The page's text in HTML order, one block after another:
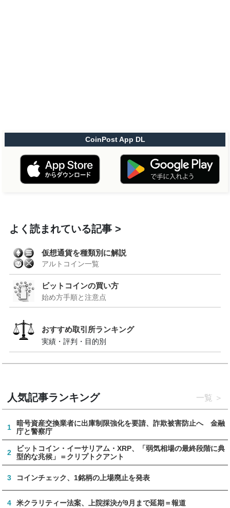
CoinPost App DL
よく読まれている記事
仮想通貨を種類別に解説
アルトコイン一覧
ビットコインの買い方
始め方手順と注意点
おすすめ取引所ランキング
実績・評判・目的別
人気記事ランキング 一覧
1
暗号資産交換業者に出庫制限強化を要請、詐欺被害防止へ 金融
庁と警察庁
2
ビットコイン・イーサリアム・XRP、「弱気相場の最終段階に典
型的な兆候」＝クリプトクアント
3 コインチェック、1銘柄の上場廃止を発表
4 米クラリティー法案、上院採決が9月まで延期＝報道